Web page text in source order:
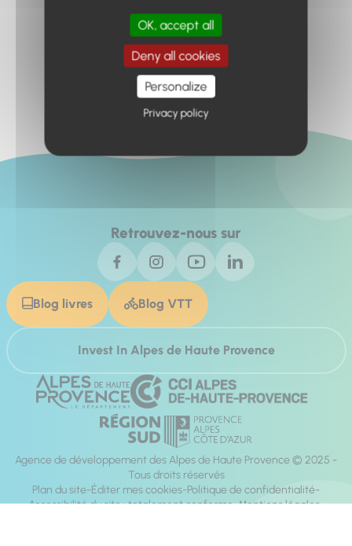
Retour à l'accueil
Retrouvez-nous sur
Blog livres Blog VTT
Invest In Alpes de Haute Provence
Agence de développement des Alpes de Haute Provence © 2025 -
Tous droits réservés
Plan du site Éditer mes cookies Politique de confidentialité
Accessibilité du site : totalement conforme Mentions légales
OK, accept all
Deny all cookies
Personalize
Privacy policy